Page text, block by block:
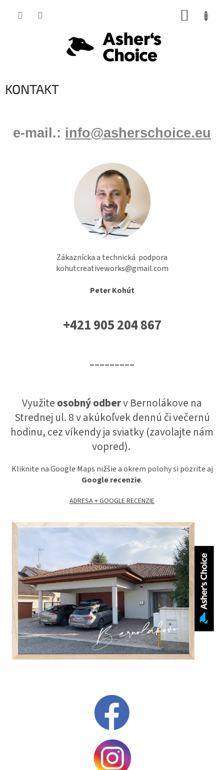
KONTAKT
e-mail.: info@asherschoice.eu
Zákaznícka a technická podpora
kohutcreativeworks@gmail.com
Peter Kohút
+421 905 204 867
_________
Využiteosobný odberv Bernolákove na
Strednej ul. 8 v akúkoľvek dennú či večernú
hodinu, cez víkendy ja sviatky (zavolajte nám
vopred).
Kliknite na Google Maps nižšie a okrem polohy si pozrite aj
Google recenzie.
ADRESA + GOOGLE RECENZIE